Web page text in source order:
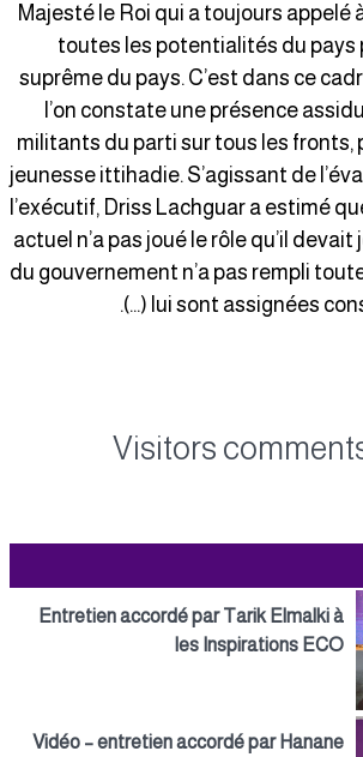
Majesté le Roi qui a toujours
toutes les potentialités du pays
suprême du pays. C’est dans ce
l’on constate une présence
militants du parti sur tous les
jeunesse ittihadie. S’agissant de
l’exécutif, Driss Lachguar a estimé
actuel n’a pas joué le rôle qu’il
du gouvernement n’a pas rempli
lui sont assignées
Visitors
Entretien accordé par Tarik Elmalki à
les Inspirations ECO
Vidéo – entretien accordé par Hanane